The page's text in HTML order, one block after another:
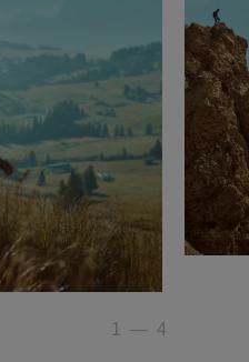
1 — 4